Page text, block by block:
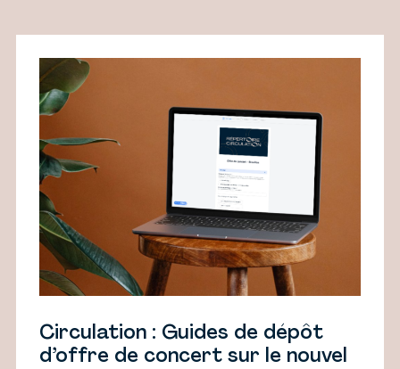
Circulation : Guides de dépôt
d’offre de concert sur le nouvel